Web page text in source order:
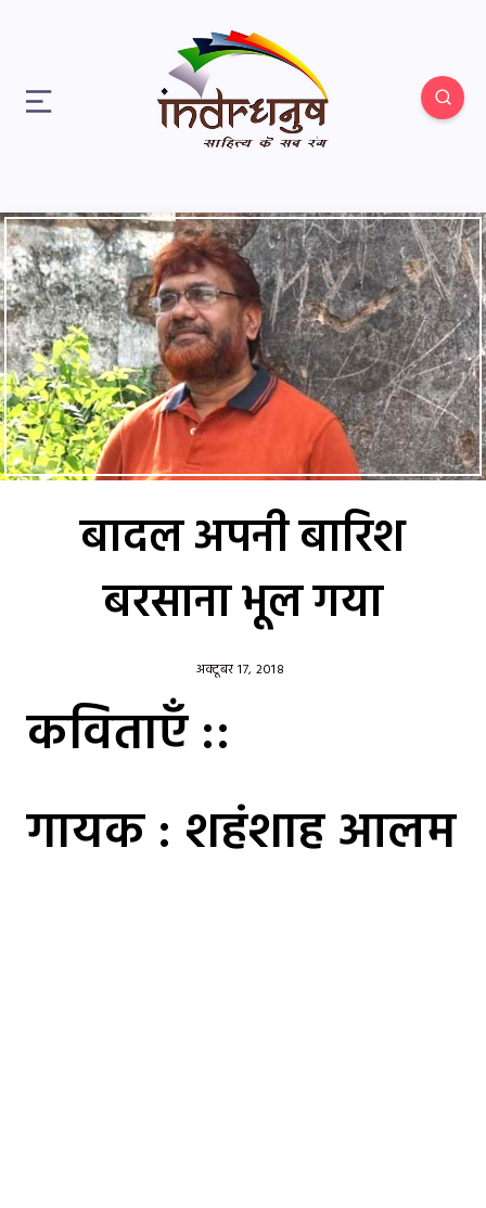
बादल अपनी बारिश
बरसाना भूल गया
अक्टूबर 17, 2018
कविताएँ ::
गायक : शहंशाह आलम